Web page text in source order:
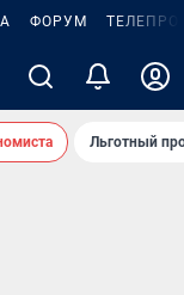
ФОРУМ
Льготный